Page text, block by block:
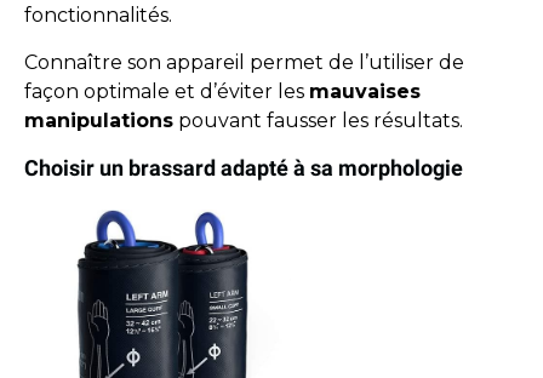
fonctionnalités.
Connaître son appareil permet de l’utiliser de
façon optimale et d’éviter les mauvaises
manipulations pouvant fausser les résultats.
Choisir un brassard adapté à sa morphologie